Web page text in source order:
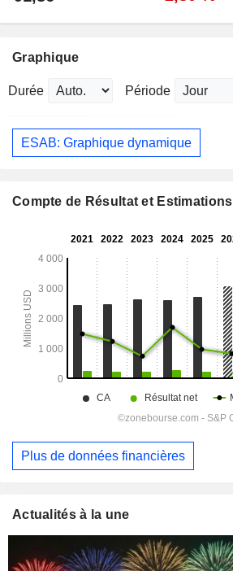
Graphique
Durée Période
ESAB: Graphique dynamique
Compte de Résultat et Estimations
Plus de données financières
Actualités à la une